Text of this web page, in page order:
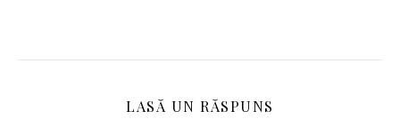
LASĂ UN RĂSPUNS